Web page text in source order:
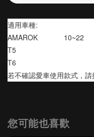
適用車種:
AMAROK             10~22
T5
T6
若不確認愛車使用款式，
您可能也喜歡